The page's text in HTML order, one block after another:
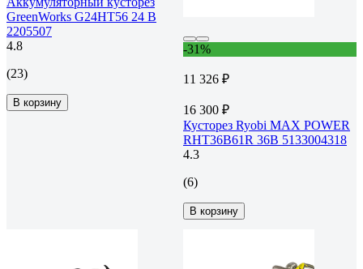
GreenWorks G24HT56 24 В
2205507
4.8
(23)
В корзину
-31%
11 326 ₽
16 300 ₽
Кусторез Ryobi MAX POWER
RHT36B61R 36В 5133004318
4.3
(6)
В корзину